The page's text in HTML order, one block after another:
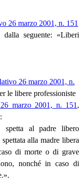
26 marzo 2001, n. 151
seguente: «Liberi
26 marzo 2001, n.
le libere professioniste
marzo 2001, n. 151 ,
al padre libero
alla madre libera
di morte o di grave
nonché in caso di